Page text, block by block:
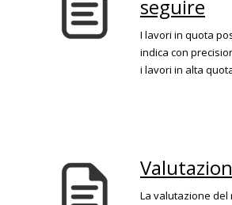
seguire
I lavori in quota
indica con
i lavori in alta
La valutazione del